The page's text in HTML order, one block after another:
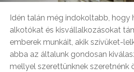
Idén talán még indokoltabb, hogy
alkotókat és kisvállalkozásokat
emberek munkáit, akik szívüket-
abba az általunk gondosan
mellyel szerettünknek szeretnénk